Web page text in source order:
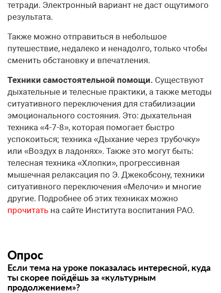
тетради. Электронный вариант не даст ощутимого
результата.
Также можно отправиться в небольшое
путешествие, недалеко и ненадолго, только чтобы
сменить обстановку и впечатления.
Техники самостоятельной помощи. Существуют
дыхательные и телесные практики, а также методы
ситуативного переключения для стабилизации
эмоционального состояния. Это: дыхательная
техника «4-7-8», которая помогает быстро
успокоиться; техника «Дыхание через трубочку»
или «Воздух в ладонях». Также это могут быть:
телесная техника «Хлопки», прогрессивная
мышечная релаксация по Э. Джекобсону, техники
ситуативного переключения «Мелочи» и многие
другие. Подробнее об этих техниках можно
прочитать на сайте Института воспитания РАО.
Опрос
Если тема на уроке показалась интересной, куда
ты скорее пойдёшь за «культурным
продолжением»?